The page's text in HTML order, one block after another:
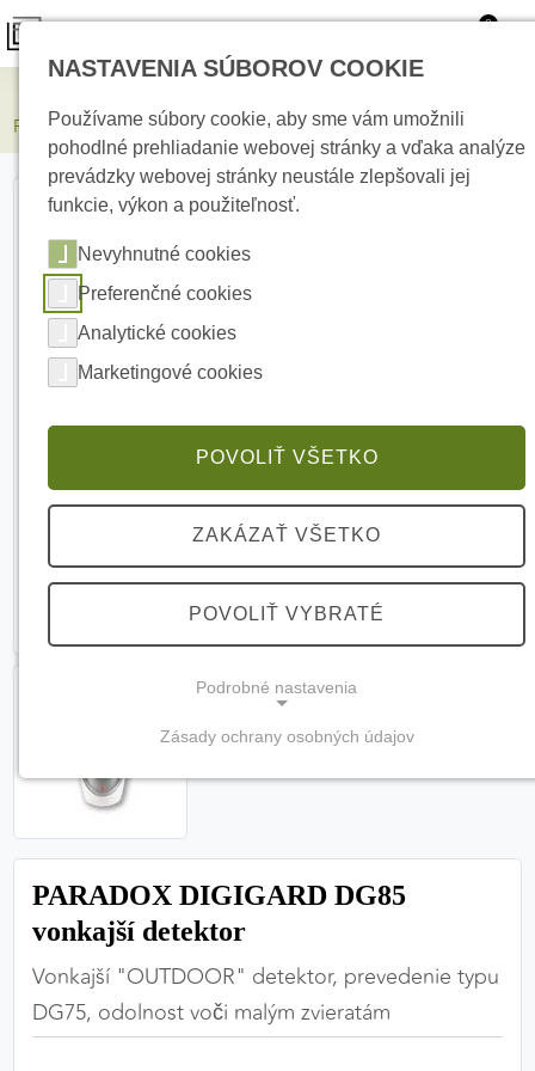
0
PARADOX DIGIGARD DG85 vonkajší detektor
PARADOX DIGIGARD DG85
vonkajší detektor
Vonkajší "OUTDOOR" detektor, prevedenie typu
DG75, odolnost voči malým zvieratám
NASTAVENIA SÚBOROV COOKIE
Používame súbory cookie, aby sme vám umožnili
pohodlné prehliadanie webovej stránky a vďaka analýze
prevádzky webovej stránky neustále zlepšovali jej
funkcie, výkon a použiteľnosť.
Nevyhnutné cookies
Preferenčné cookies
Analytické cookies
Marketingové cookies
POVOLIŤ VŠETKO
ZAKÁZAŤ VŠETKO
POVOLIŤ VYBRATÉ
Podrobné nastavenia
(vždy aktívne, nemožno vypnúť)
Tieto cookies sú potrebné na správne fungovanie
zabezpečiť jej plnú funkčnosť.
Zásady ochrany osobných údajov